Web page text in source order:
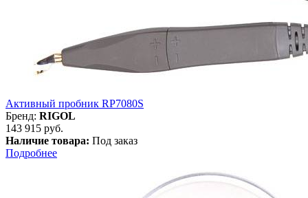
Активный пробник RP7080S
Бренд: RIGOL
143 915 руб.
Наличие товара: Под заказ
Подробнее